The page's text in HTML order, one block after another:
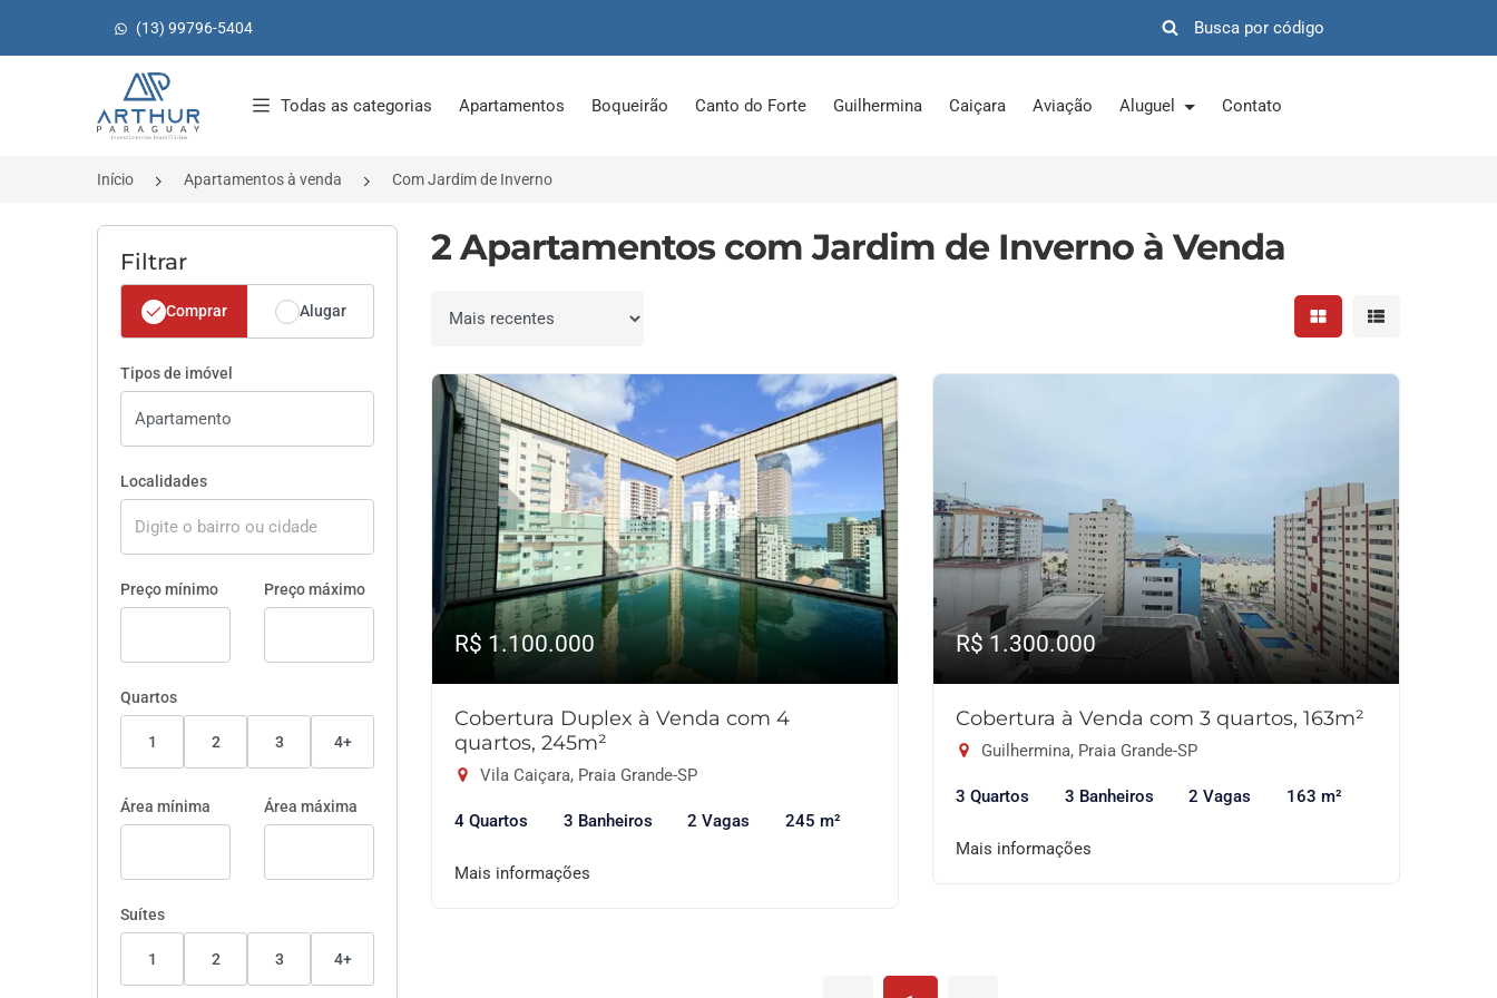
(13) 99796-5404
Página inicial
Todas as categorias Apartamentos Boqueirão Canto do Forte Guilhermina Caiçara Aviação Aluguel Contato
Início Apartamentos à venda Com Jardim de Inverno
Filtrar
Comprar Alugar
Tipos de imóvel
Localidades
Preço mínimo Preço máximo
Quartos
1 2 3 4+
Área mínima Área máxima
Suítes
1 2 3 4+
2 Apartamentos com Jardim de Inverno à Venda
Ordenar por Mostrar resultados em
Mostrar
R$ 1.100.000
Cobertura Duplex à Venda com 4
quartos, 245m²
Vila Caiçara, Praia Grande-SP
4 Quartos 3 Banheiros 2 Vagas 245 m²
Mais informações
R$ 1.300.000
Cobertura à Venda com 3 quartos, 163m²
Guilhermina, Praia Grande-SP
3 Quartos 3 Banheiros 2 Vagas 163 m²
Mais informações